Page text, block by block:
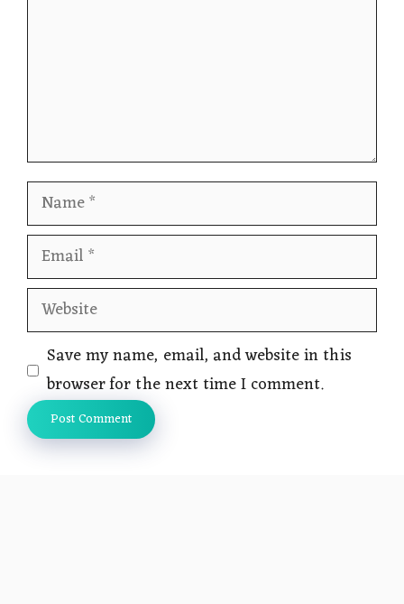
Name
Email
Website
Save my name, email, and website in this
browser for the next time I comment.